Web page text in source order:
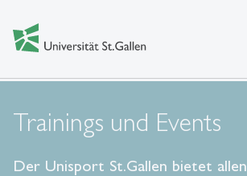
Trainings und Events
Der Unisport St.Gallen bietet allen